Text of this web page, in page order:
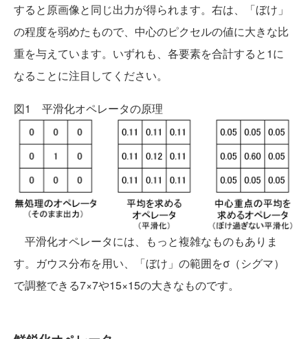
すると原画像と同じ出力が得られます。右は、「ぼけ」
の程度を弱めたもので、中心のピクセルの値に大きな比
重を与えています。いずれも、各要素を合計すると1に
なることに注目してください。
図1 平滑化オペレータの原理
平滑化オペレータには、もっと複雑なものもありま
す。ガウス分布を用い、「ぼけ」の範囲をσ（シグマ）
で調整できる7×7や15×15の大きなものです。